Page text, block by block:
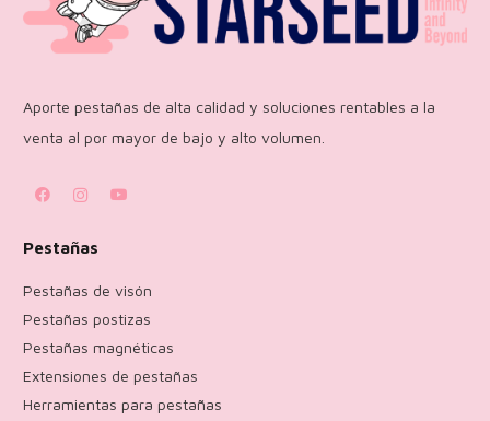
Aporte pestañas de alta calidad y soluciones rentables a la
venta al por mayor de bajo y alto volumen.
Pestañas
Pestañas de visón
Pestañas postizas
Pestañas magnéticas
Extensiones de pestañas
Herramientas para pestañas